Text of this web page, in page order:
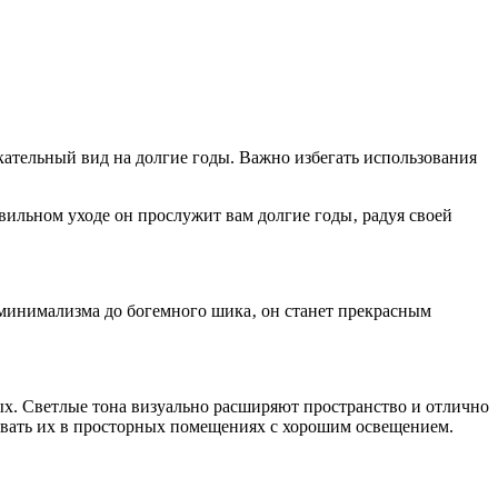
вид на долгие годы. Важно избегать использования
уходе он прослужит вам долгие годы‚ радуя своей
до богемного шика‚ он станет прекрасным
Светлые тона визуально расширяют пространство и отлично
их в просторных помещениях с хорошим освещением.